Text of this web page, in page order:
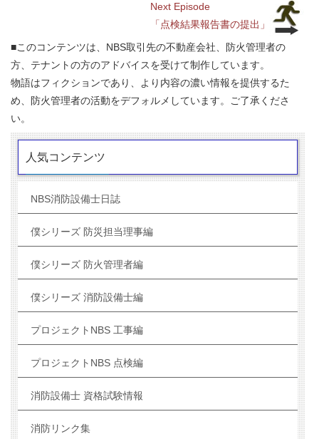
Next Episode
「点検結果報告書の提出」
■このコンテンツは、NBS取引先の不動産会社、防火管理者の
方、テナントの方のアドバイスを受けて制作しています。
物語はフィクションであり、より内容の濃い情報を提供するた
め、防火管理者の活動をデフォルメしています。ご了承くださ
い。
人気コンテンツ
NBS消防設備士日誌
僕シリーズ 防災担当理事編
僕シリーズ 防火管理者編
僕シリーズ 消防設備士編
プロジェクトNBS 工事編
プロジェクトNBS 点検編
消防設備士 資格試験情報
消防リンク集